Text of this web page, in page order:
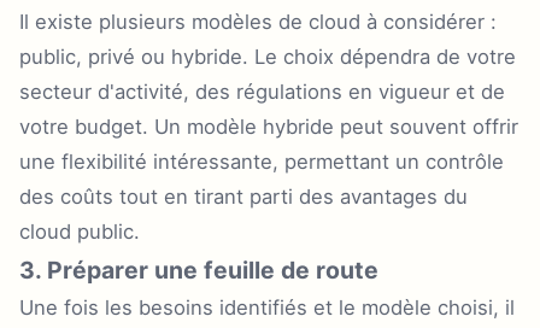
Il existe plusieurs modèles de cloud à considérer :
public, privé ou hybride. Le choix dépendra de votre
secteur d'activité, des régulations en vigueur et de
votre budget. Un modèle hybride peut souvent offrir
une flexibilité intéressante, permettant un contrôle
des coûts tout en tirant parti des avantages du
cloud public.
3. Préparer une feuille de route
Une fois les besoins identifiés et le modèle choisi, il